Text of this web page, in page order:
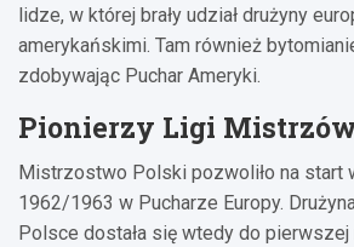
lidze, w której brały udział drużyny
amerykańskimi. Tam również
zdobywając Puchar Ameryki.
Pionierzy Ligi
Mistrzostwo Polski pozwoliło na start
1962/1963 w Pucharze Europy.
Polsce dostała się wtedy do pierwszej